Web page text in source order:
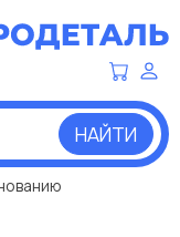
НАЙТИ